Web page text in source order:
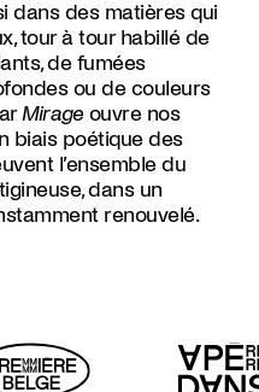
dans des matières qui
tour à tour habillé de
de fumées
ou de couleurs
Mirage ouvre nos
biais poétique des
l’ensemble du
dans un
renouvelé.